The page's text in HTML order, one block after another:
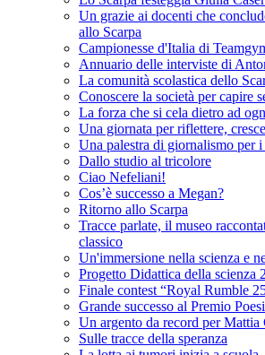
Un grazie ai docenti che
allo Scarpa
Campionesse d'Italia di
Annuario delle interviste di
La comunità scolastica dello
Conoscere la società per capire
La forza che si cela dietro ad
Una giornata per riflettere,
Una palestra di giornalismo per
Dallo studio al tricolore
Ciao Nefeliani!
Cos’è successo a Megan?
Ritorno allo Scarpa
Tracce parlate, il museo
classico
Un'immersione nella scienza e
Progetto Didattica della scienza
Finale contest “Royal Rumble
Grande successo al Premio
Un argento da record per Mattia
Sulle tracce della speranza